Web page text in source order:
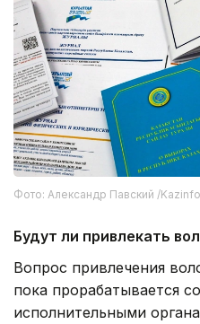
Фото: Александр Павский /
Будут ли привлекать
Вопрос привлечения
пока прорабатывается
исполнительными